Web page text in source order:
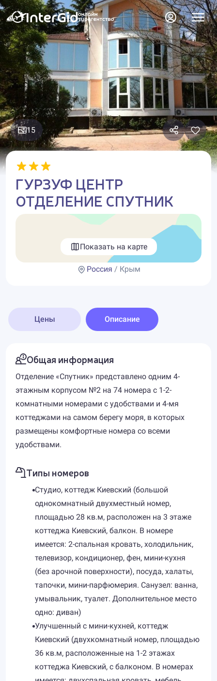
15
ГУРЗУФ ЦЕНТР
ОТДЕЛЕНИЕ СПУТНИК
Показать на карте
Россия / Крым
Цены Описание
Общая информация
Отделение «Спутник» представлено одним 4-
этажным корпусом №2 на 74 номера с 1-2-
комнатными номерами с удобствами и 4-мя
коттеджами на самом берегу моря, в которых
размещены комфортные номера со всеми
удобствами.
Типы номеров
Студио, коттедж Киевский (большой
однокомнатный двухместный номер,
площадью 28 кв.м, расположен на 3 этаже
коттеджа Киевский, балкон. В номере
имеется: 2-спальная кровать, холодильник,
телевизор, кондиционер, фен, мини-кухня
(без арочной поверхности), посуда, халаты,
тапочки, мини-парфюмерия. Санузел: ванна,
умывальник, туалет. Дополнительное место
одно: диван)
Улучшенный с мини-кухней, коттедж
Киевский (двухкомнатный номер, площадью
36 кв.м, расположенные на 1-2 этажах
коттеджа Киевский, с балконом. В номерах